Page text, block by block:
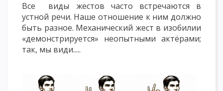
Все виды жестов часто встречаются в
устной речи. Наше отношение к ним должно
быть разное. Механический жест в изобилии
«демонстрируется» неопытными актёрами;
так, мы види.....